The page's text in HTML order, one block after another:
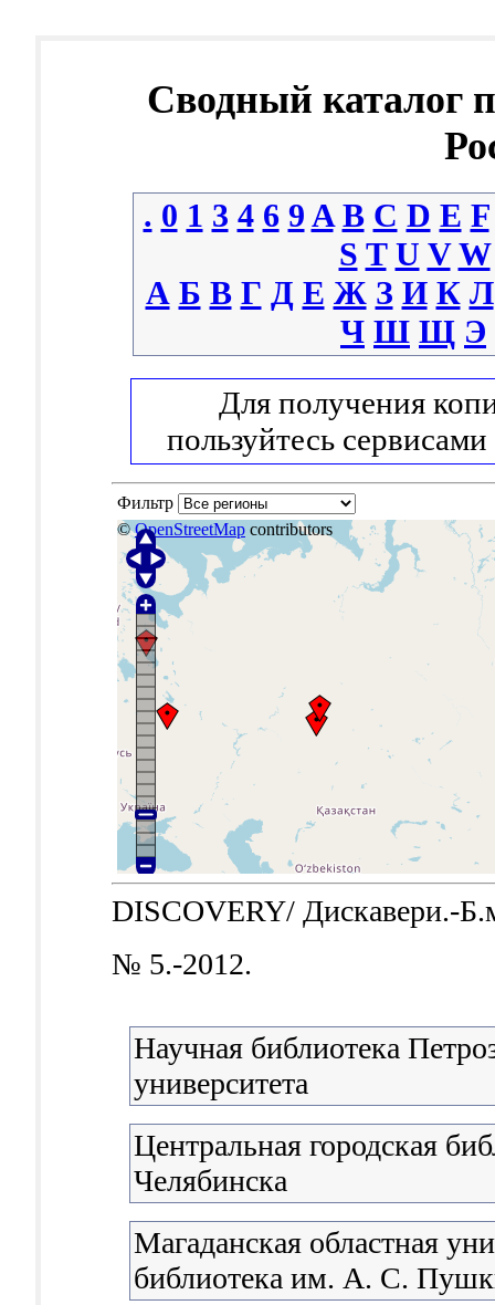
Сводный каталог
. 0 1 3 4 6 9 A B C D E F
S T U V W
А Б В Г Д Е Ж З И К Л
Ч Ш Щ Э
Для получения
пользуйтесь сервисами
Фильтр
©OpenStreetMap contributors
DISCOVERY/ Дискавери.-
№ 5.-2012.
Научная библиотека
университета
Центральная городская
Челябинска
Магаданская областная
библиотека им. А. С.